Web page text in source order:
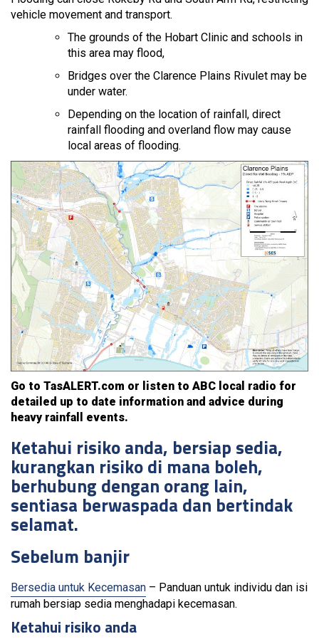
vehicle movement and transport.
The grounds of the Hobart Clinic and schools in
this area may flood,
Bridges over the Clarence Plains Rivulet may be
under water.
Depending on the location of rainfall, direct
rainfall flooding and overland flow may cause
local areas of flooding.
Go to TasALERT.com or listen to ABC local radio for
detailed up to date information and advice during
heavy rainfall events.
Ketahui risiko anda, bersiap sedia,
kurangkan risiko di mana boleh,
berhubung dengan orang lain,
sentiasa berwaspada dan bertindak
selamat.
Sebelum banjir
Bersedia untuk Kecemasan – Panduan untuk individu dan isi
rumah bersiap sedia menghadapi kecemasan.
Ketahui risiko anda